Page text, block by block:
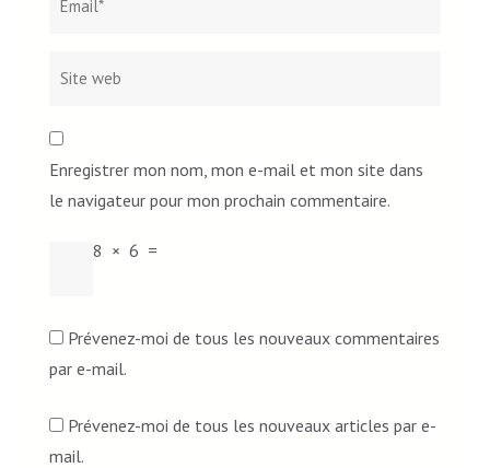
Enregistrer mon nom, mon e-mail et mon site dans
le navigateur pour mon prochain commentaire.
8 × 6 =
Prévenez-moi de tous les nouveaux commentaires
par e-mail.
Prévenez-moi de tous les nouveaux articles par e-
mail.